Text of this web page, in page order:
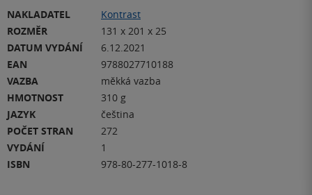
NAKLADATEL
Kontrast
ROZMĚR
131 x 201 x 25
DATUM VYDÁNÍ
6.12.2021
EAN
9788027710188
VAZBA
měkká vazba
HMOTNOST
310 g
JAZYK
čeština
POČET STRAN
272
VYDÁNÍ
1
ISBN
978-80-277-1018-8